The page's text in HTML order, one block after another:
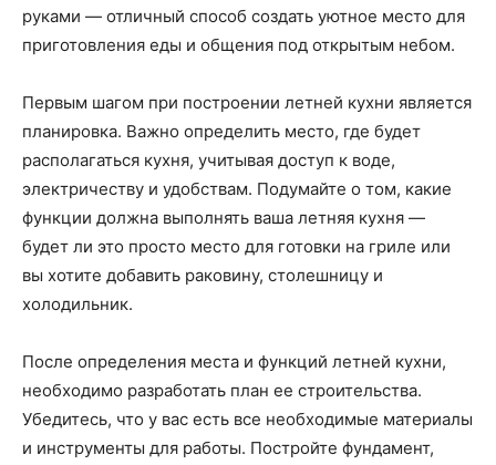
руками — отличный способ создать уютное место для
приготовления еды и общения под открытым небом.
Первым шагом при построении летней кухни является
планировка. Важно определить место, где будет
располагаться кухня, учитывая доступ к воде,
электричеству и удобствам. Подумайте о том, какие
функции должна выполнять ваша летняя кухня —
будет ли это просто место для готовки на гриле или
вы хотите добавить раковину, столешницу и
холодильник.
После определения места и функций летней кухни,
необходимо разработать план ее строительства.
Убедитесь, что у вас есть все необходимые материалы
и инструменты для работы. Постройте фундамент,